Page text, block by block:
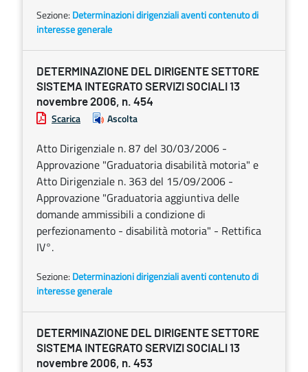
Sezione: Determinazioni dirigenziali aventi contenuto di
interesse generale
DETERMINAZIONE DEL DIRIGENTE SETTORE
SISTEMA INTEGRATO SERVIZI SOCIALI 13
novembre 2006, n. 454
Scarica Ascolta
Atto Dirigenziale n. 87 del 30/03/2006 -
Approvazione "Graduatoria disabilità motoria" e
Atto Dirigenziale n. 363 del 15/09/2006 -
Approvazione "Graduatoria aggiuntiva delle
domande ammissibili a condizione di
perfezionamento - disabilità motoria" - Rettifica
IV°.
Sezione: Determinazioni dirigenziali aventi contenuto di
interesse generale
DETERMINAZIONE DEL DIRIGENTE SETTORE
SISTEMA INTEGRATO SERVIZI SOCIALI 13
novembre 2006, n. 453